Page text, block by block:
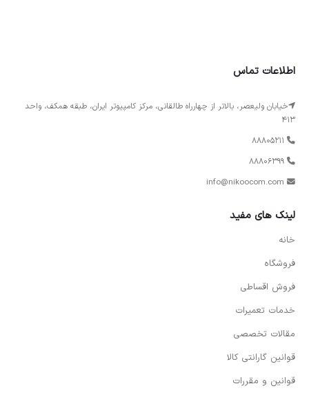
اطلاعات تماس
خیابان ولیعصر، بالاتر از چهارراه طالقانی، مرکز کامپیوتر ایران، طبقه همکف، واحد
413
88805211
88806399
info@nikoocom.com
لینک های مفید
خانه
فروشگاه
فروش اقساطی
خدمات تعمیرات
مقالات تخصصی
قوانین گارانتی کالا
قوانین و مقررات